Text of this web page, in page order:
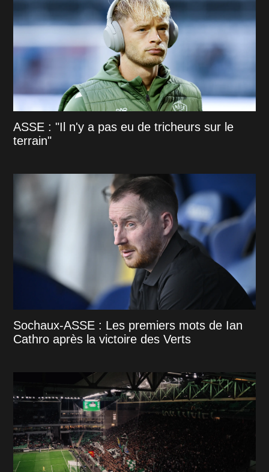
ASSE : "Il n'y a pas eu de tricheurs sur le
terrain"
Sochaux-ASSE : Les premiers mots de Ian
Cathro après la victoire des Verts